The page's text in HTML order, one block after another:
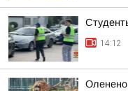
14:12